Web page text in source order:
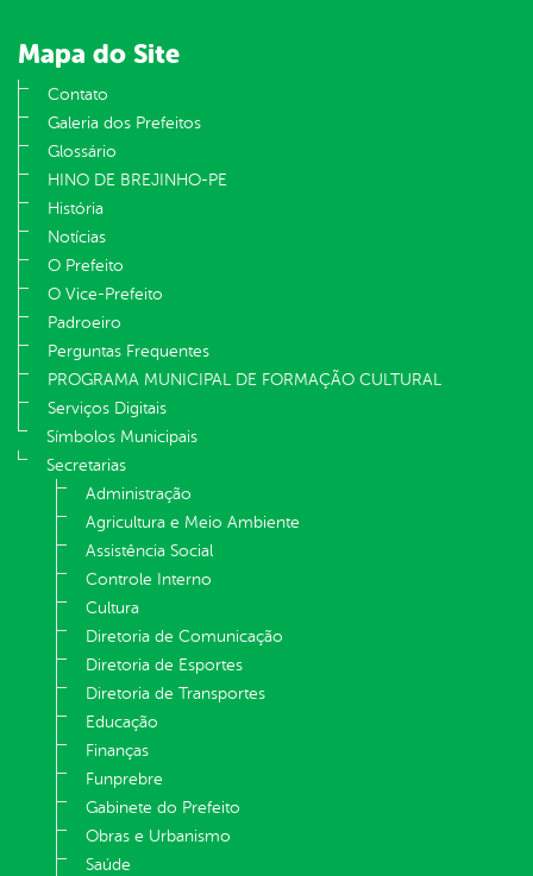
Mapa do Site
Contato
Galeria dos Prefeitos
Glossário
HINO DE BREJINHO-PE
História
Notícias
O Prefeito
O Vice-Prefeito
Padroeiro
Perguntas Frequentes
PROGRAMA MUNICIPAL DE FORMAÇÃO CULTURAL
Serviços Digitais
Símbolos Municipais
Secretarias
Administração
Agricultura e Meio Ambiente
Assistência Social
Controle Interno
Cultura
Diretoria de Comunicação
Diretoria de Esportes
Diretoria de Transportes
Educação
Finanças
Funprebre
Gabinete do Prefeito
Obras e Urbanismo
Saúde